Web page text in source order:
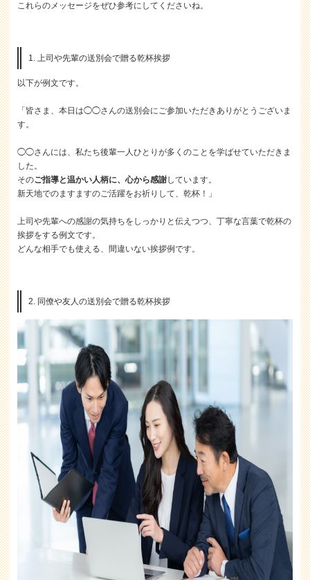
これらのメッセージをぜひ参考にしてくださいね。
1. 上司や先輩の送別会で贈る乾杯挨拶
以下が例文です。
「皆さま、本日は◯◯さんの送別会にご参加いただきありがとうございま
す。
◯◯さんには、私たち後輩一人ひとりが多くのことを学ばせていただきま
した。
そのご指導と温かい人柄に、心から感謝しています。
新天地でのますますのご活躍をお祈りして、乾杯！」
上司や先輩への感謝の気持ちをしっかりと伝えつつ、丁寧な言葉で乾杯の
挨拶をする例文です。
どんな相手でも使える、間違いない挨拶例です。
2. 同僚や友人の送別会で贈る乾杯挨拶